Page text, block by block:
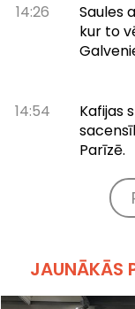
14:26
Saules
kur to
14:54
Kafijas
Parīzē.
JAUNĀKĀS